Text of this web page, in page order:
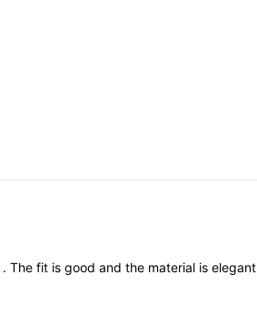
. The fit is good and the material is elegant